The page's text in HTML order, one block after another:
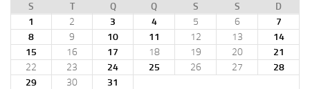
S
T Q Q S S
D
1
2 3 4 5 6
7
8
9 10 11 12 13
14
15
16 17 18 19 20
21
22
23 24 25 26 27
28
29
30
31